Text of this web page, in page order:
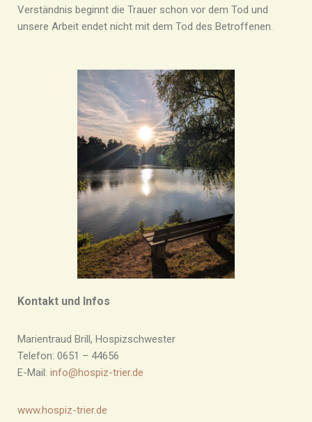
Verständnis beginnt die Trauer schon vor dem Tod und
unsere Arbeit endet nicht mit dem Tod des Betroffenen.
Kontakt und Infos
Marientraud Brill, Hospizschwester
Telefon: 0651 – 44656
E-Mail: info@hospiz-trier.de
www.hospiz-trier.de